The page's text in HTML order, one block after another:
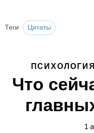
Теги Цитаты
Что
1